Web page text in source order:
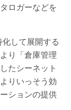
ロガーなどを
して展開する
り「倉庫管理
たシーネット
りいっそう効
ションの提供